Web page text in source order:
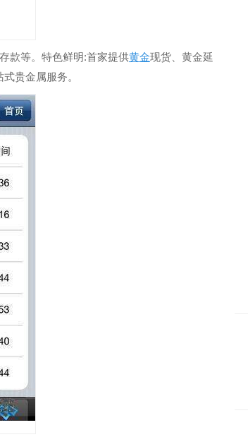
款等。特色鲜明:首家提供黄金现货、黄金延
贵金属服务。